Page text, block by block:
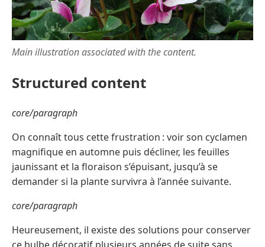
Main illustration associated with the content.
Structured content
core/paragraph
On connaît tous cette frustration : voir son cyclamen
magnifique en automne puis décliner, les feuilles
jaunissant et la floraison s’épuisant, jusqu’à se
demander si la plante survivra à l’année suivante.
core/paragraph
Heureusement, il existe des solutions pour conserver